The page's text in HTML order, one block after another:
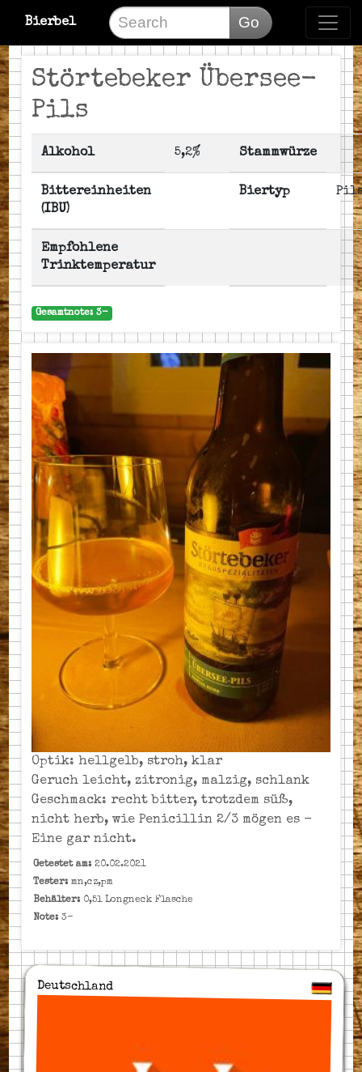
Bierbel Go
Störtebeker Übersee-
Pils
Alkohol 5,2% Stammwürze
Bittereinheiten
(IBU)
Biertyp
Empfohlene
Trinktemperatur
Gesamtnote: 3-
Optik: hellgelb, stroh, klar
Geruch leicht, zitronig, malzig, schlank
Geschmack: recht bitter, trotzdem süß,
nicht herb, wie Penicillin 2/3 mögen es -
Eine gar nicht.
Getestet am: 20.02.2021
Tester: mn,cz,pm
Behälter: 0,5l Longneck Flasche
Note: 3-
Deutschland